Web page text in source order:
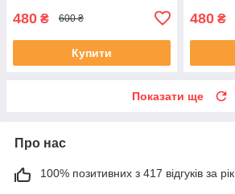
480 ₴ 600 ₴
Купити
480 ₴
Показати ще
Про нас
100% позитивних з 417 відгуків за рік